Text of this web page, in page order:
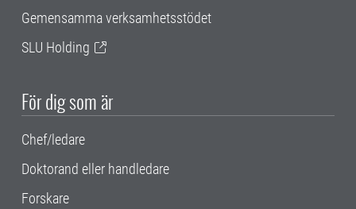
Gemensamma verksamhetsstödet
SLU Holding
För dig som är
Chef/ledare
Doktorand eller handledare
Forskare